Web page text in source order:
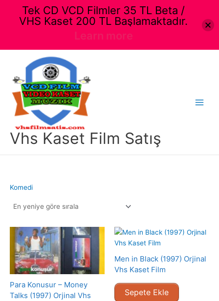
Vhs Kaset Film Satış
Komedi
Para Konusur – Money
Talks (1997) Orjinal Vhs
Men in Black (1997) Orjinal
Vhs Kaset Film
Sepete Ekle
Tek CD VCD Filmler 35 TL Beta /
VHS Kaset 200 TL Başlamaktadır.
Learn more